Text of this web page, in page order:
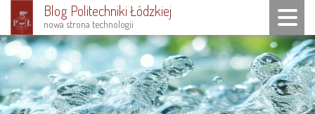
Przejdź
do
treści
Blog Politechniki Łódzkiej
nowa strona technologii
Toggle